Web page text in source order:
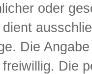
oder
Die
Die